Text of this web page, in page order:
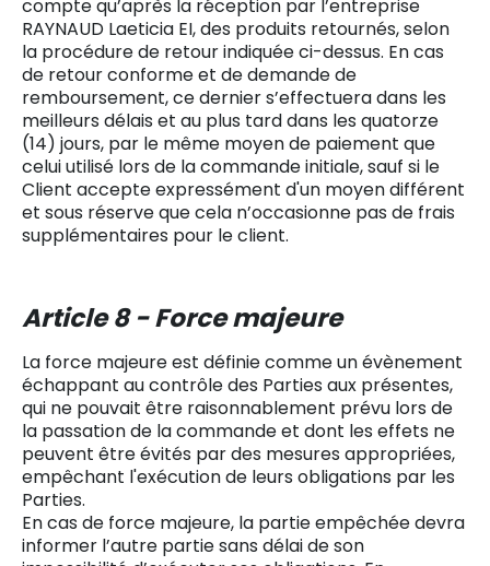
compte qu’après la réception par l’entreprise
RAYNAUD Laeticia EI, des produits retournés, selon
la procédure de retour indiquée ci-dessus. En cas
de retour conforme et de demande de
remboursement, ce dernier s’effectuera dans les
meilleurs délais et au plus tard dans les quatorze
(14) jours, par le même moyen de paiement que
celui utilisé lors de la commande initiale, sauf si le
Client accepte expressément d'un moyen différent
et sous réserve que cela n’occasionne pas de frais
supplémentaires pour le client.
Article 8 - Force majeure
La force majeure est définie comme un évènement
échappant au contrôle des Parties aux présentes,
qui ne pouvait être raisonnablement prévu lors de
la passation de la commande et dont les effets ne
peuvent être évités par des mesures appropriées,
empêchant l'exécution de leurs obligations par les
Parties.
En cas de force majeure, la partie empêchée devra
informer l’autre partie sans délai de son